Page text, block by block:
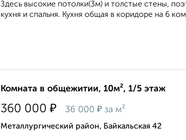
Здесь высокие потолки(3м) и толстые стены,
кухня и спальня. Кухня общая в коридоре на 6
Комната в общежитии, 10м², 1/5 этаж
360 000 ₽ 36 000 ₽ за м²
Металлургический район, Байкальская 42